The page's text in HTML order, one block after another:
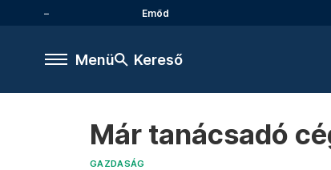
Emőd
Menü Kereső
Már tanácsadó
GAZDASÁG